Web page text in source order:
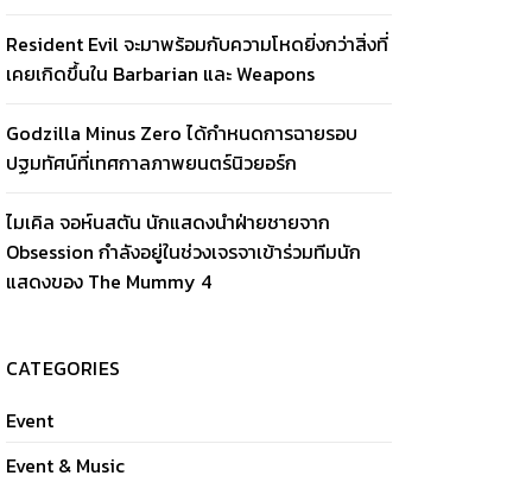
Resident Evil จะมาพร้อมกับความโหดยิ่งกว่าสิ่งที่
เคยเกิดขึ้นใน Barbarian และ Weapons
Godzilla Minus Zero ได้กำหนดการฉายรอบ
ปฐมทัศน์ที่เทศกาลภาพยนตร์นิวยอร์ก
ไมเคิล จอห์นสตัน นักแสดงนำฝ่ายชายจาก
Obsession กำลังอยู่ในช่วงเจรจาเข้าร่วมทีมนัก
แสดงของ The Mummy 4
CATEGORIES
Event
Event & Music